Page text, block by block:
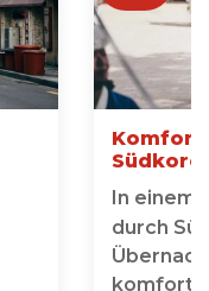
In einem
durch